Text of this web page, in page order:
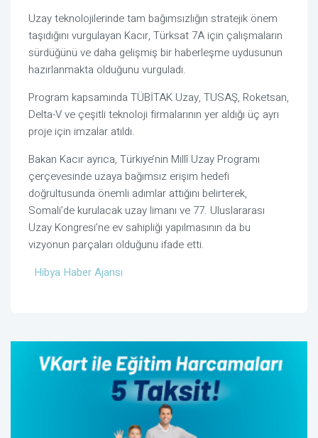
Uzay teknolojilerinde tam bağımsızlığın stratejik önem
taşıdığını vurgulayan Kacır, Türksat 7A için çalışmaların
sürdüğünü ve daha gelişmiş bir haberleşme uydusunun
hazırlanmakta olduğunu vurguladı.
Program kapsamında TÜBİTAK Uzay, TUSAŞ, Roketsan,
Delta-V ve çeşitli teknoloji firmalarının yer aldığı üç ayrı
proje için imzalar atıldı.
Bakan Kacır ayrıca, Türkiye’nin Millî Uzay Programı
çerçevesinde uzaya bağımsız erişim hedefi
doğrultusunda önemli adımlar attığını belirterek,
Somali’de kurulacak uzay limanı ve 77. Uluslararası
Uzay Kongresi’ne ev sahipliği yapılmasının da bu
vizyonun parçaları olduğunu ifade etti.
Hibya Haber Ajansı